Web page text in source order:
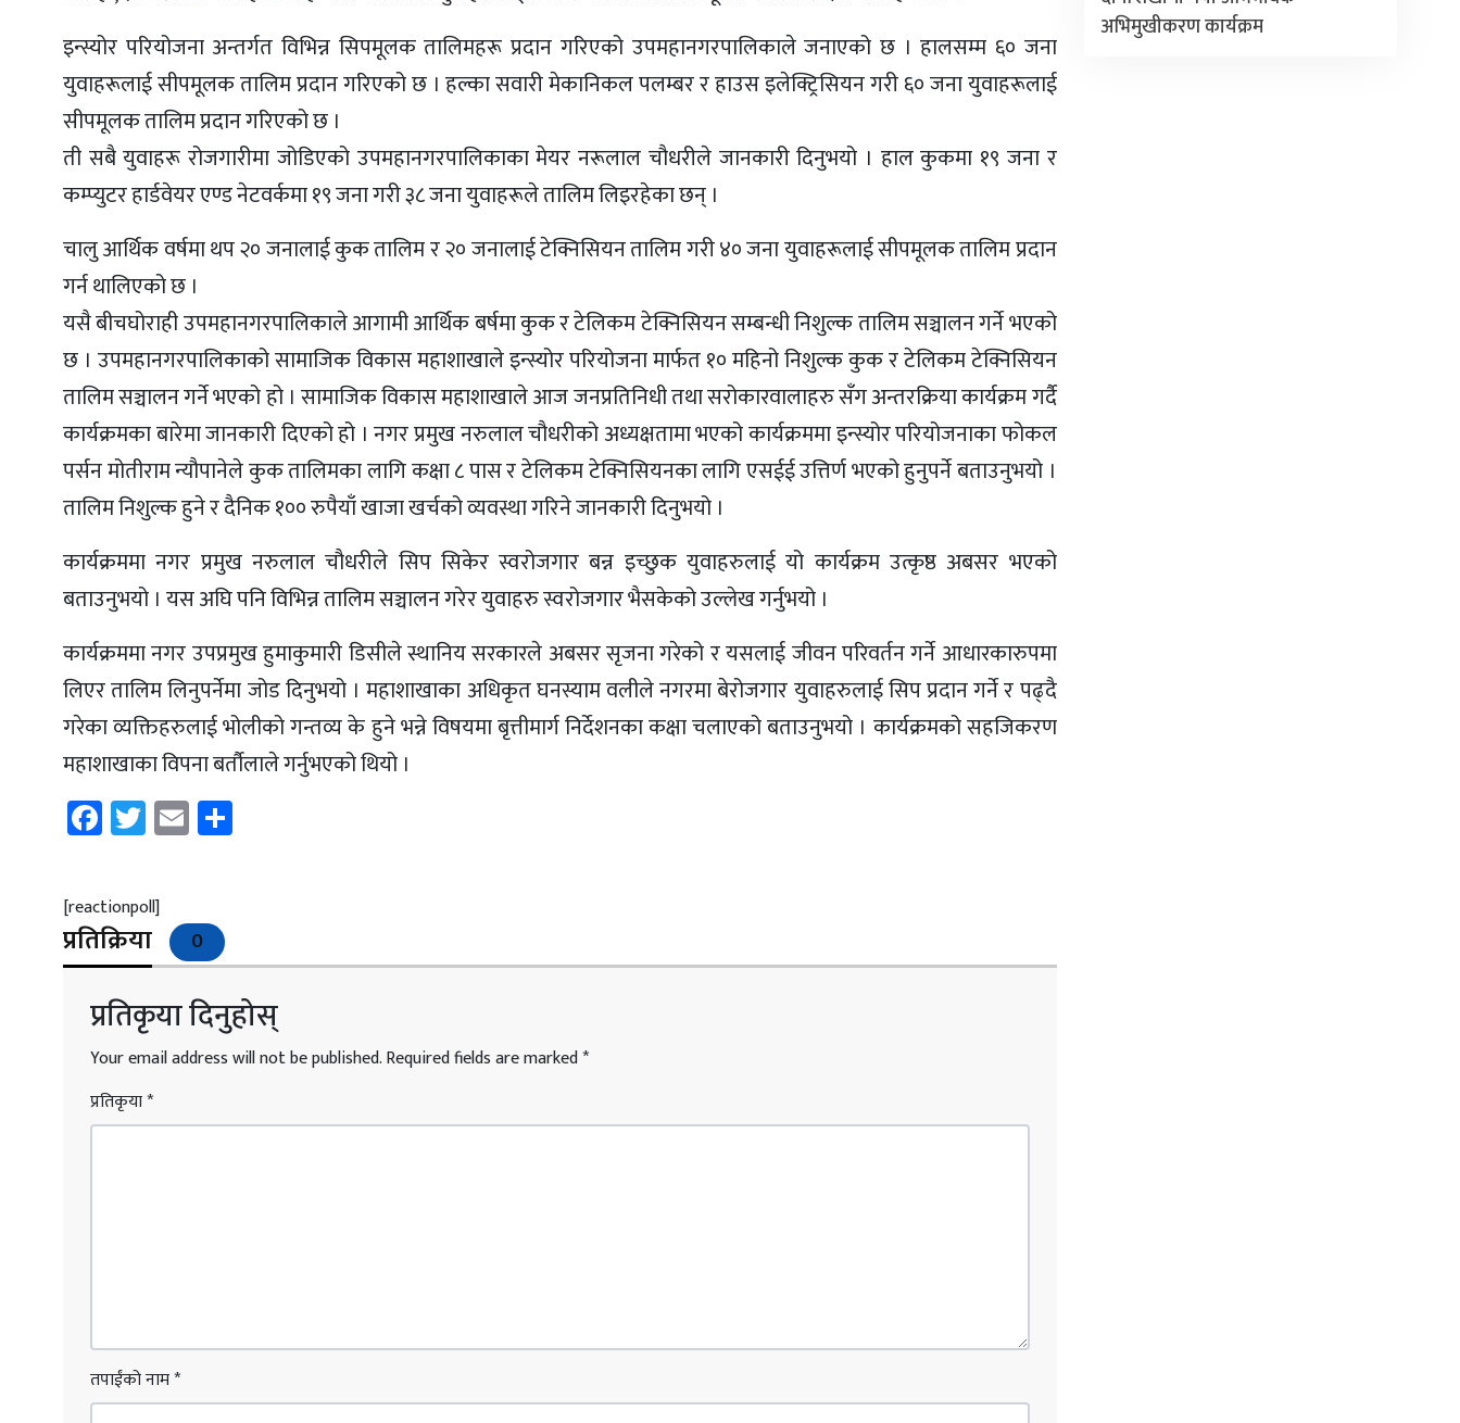
इन्स्योर परियोजना अन्तर्गत विभिन्न सिपमूलक तालिमहरू प्रदान गरिएको उपमहानगरपालिकाले जनाएको छ । हालसम्म ६० जना
युवाहरूलाई सीपमूलक तालिम प्रदान गरिएको छ । हल्का सवारी मेकानिकल पलम्बर र हाउस इलेक्ट्रिसियन गरी ६० जना युवाहरूलाई
सीपमूलक तालिम प्रदान गरिएको छ ।
ती सबै युवाहरू रोजगारीमा जोडिएको उपमहानगरपालिकाका मेयर नरूलाल चौधरीले जानकारी दिनुभयो । हाल कुकमा १९ जना र
कम्प्युटर हार्डवेयर एण्ड नेटवर्कमा १९ जना गरी ३८ जना युवाहरूले तालिम लिइरहेका छन् ।
चालु आर्थिक वर्षमा थप २० जनालाई कुक तालिम र २० जनालाई टेक्निसियन तालिम गरी ४० जना युवाहरूलाई सीपमूलक तालिम प्रदान
गर्न थालिएको छ ।
यसै बीचघोराही उपमहानगरपालिकाले आगामी आर्थिक बर्षमा कुक र टेलिकम टेक्निसियन सम्बन्धी निशुल्क तालिम सञ्चालन गर्ने भएको
छ । उपमहानगरपालिकाको सामाजिक विकास महाशाखाले इन्स्योर परियोजना मार्फत १० महिनो निशुल्क कुक र टेलिकम टेक्निसियन
तालिम सञ्चालन गर्ने भएको हो । सामाजिक विकास महाशाखाले आज जनप्रतिनिधी तथा सरोकारवालाहरु सँग अन्तरक्रिया कार्यक्रम गर्दै
कार्यक्रमका बारेमा जानकारी दिएको हो । नगर प्रमुख नरुलाल चौधरीको अध्यक्षतामा भएको कार्यक्रममा इन्स्योर परियोजनाका फोकल
पर्सन मोतीराम न्यौपानेले कुक तालिमका लागि कक्षा ८ पास र टेलिकम टेक्निसियनका लागि एसईई उत्तिर्ण भएको हुनुपर्ने बताउनुभयो ।
तालिम निशुल्क हुने र दैनिक १०० रुपैयाँ खाजा खर्चको व्यवस्था गरिने जानकारी दिनुभयो ।
कार्यक्रममा नगर प्रमुख नरुलाल चौधरीले सिप सिकेर स्वरोजगार बन्न इच्छुक युवाहरुलाई यो कार्यक्रम उत्कृष्ठ अबसर भएको
बताउनुभयो । यस अघि पनि विभिन्न तालिम सञ्चालन गरेर युवाहरु स्वरोजगार भैसकेको उल्लेख गर्नुभयो ।
कार्यक्रममा नगर उपप्रमुख हुमाकुमारी डिसीले स्थानिय सरकारले अबसर सृजना गरेको र यसलाई जीवन परिवर्तन गर्ने आधारकारुपमा
लिएर तालिम लिनुपर्नेमा जोड दिनुभयो । महाशाखाका अधिकृत घनस्याम वलीले नगरमा बेरोजगार युवाहरुलाई सिप प्रदान गर्ने र पढ्दै
गरेका व्यक्तिहरुलाई भोलीको गन्तव्य के हुने भन्ने विषयमा बृत्तीमार्ग निर्देशनका कक्षा चलाएको बताउनुभयो । कार्यक्रमको सहजिकरण
महाशाखाका विपना बर्तौलाले गर्नुभएको थियो ।
Facebook
Twitter
Email
[reactionpoll]
प्रतिक्रिया 0
प्रतिकृया दिनुहोस्
Your email address will not be published.Required fields are marked*
प्रतिकृया*
तपाईंको नाम*
अभिमुखीकरण कार्यक्रम